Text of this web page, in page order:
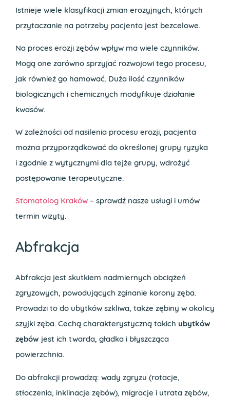
Istnieje wiele klasyfikacji zmian erozyjnych, których
przytaczanie na potrzeby pacjenta jest bezcelowe.
Na proces erozji zębów wpływ ma wiele czynników.
Mogą one zarówno sprzyjać rozwojowi tego procesu,
jak również go hamować. Duża ilość czynników
biologicznych i chemicznych modyfikuje działanie
kwasów.
W zależności od nasilenia procesu erozji, pacjenta
można przyporządkować do określonej grupy ryzyka
i zgodnie z wytycznymi dla tejże grupy, wdrożyć
postępowanie terapeutyczne.
Stomatolog Kraków – sprawdź nasze usługi i umów
termin wizyty.
Abfrakcja
Abfrakcja jest skutkiem nadmiernych obciążeń
zgryzowych, powodujących zginanie korony zęba.
Prowadzi to do ubytków szkliwa, także zębiny w okolicy
szyjki zęba. Cechą charakterystyczną takich ubytków
zębów jest ich twarda, gładka i błyszcząca
powierzchnia.
Do abfrakcji prowadzą: wady zgryzu (rotacje,
stłoczenia, inklinacje zębów), migracje i utrata zębów,